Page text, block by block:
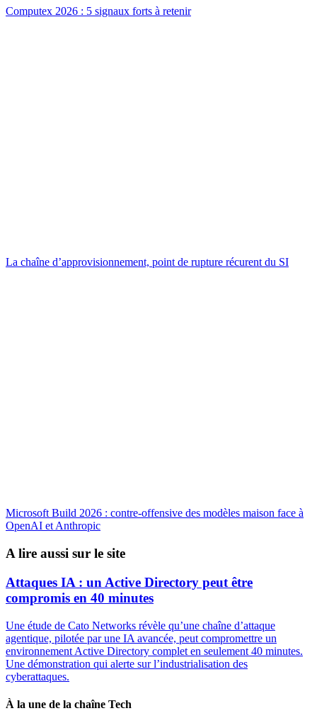
Computex 2026 : 5 signaux forts à retenir
La chaîne d’approvisionnement, point de rupture récurent du SI
Microsoft Build 2026 : contre-offensive des modèles maison face à
OpenAI et Anthropic
A lire aussi sur le site
Attaques IA : un Active Directory peut être
compromis en 40 minutes
Une étude de Cato Networks révèle qu’une chaîne d’attaque
agentique, pilotée par une IA avancée, peut compromettre un
environnement Active Directory complet en seulement 40 minutes.
Une démonstration qui alerte sur l’industrialisation des
cyberattaques.
À la une de la chaîne Tech